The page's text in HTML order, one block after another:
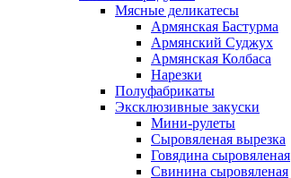
Мясные деликатесы
Армянская Бастурма
Армянский Суджух
Армянская Колбаса
Нарезки
Полуфабрикаты
Эксклюзивные закуски
Мини-рулеты
Сыровяленая вырезка
Говядина сыровяленая
Свинина сыровяленая